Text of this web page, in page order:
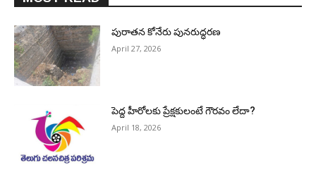
పురాత‌న కోనేరు పున‌రుద్ధ‌ర‌ణ
April 27, 2026
పెద్ద హీరోల‌కు ప్రేక్ష‌కులంటే గౌర‌వం లేదా?
April 18, 2026